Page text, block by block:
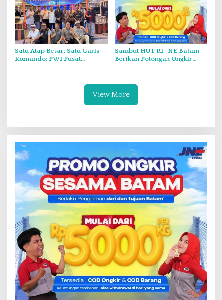
Satu Atap Besar, Satu Garis
Komando: PWI Pusat
Sambut HUT RI, JNE Batam
Berikan Potongan Ongkir
View More